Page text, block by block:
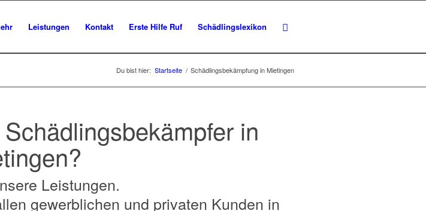
Leistungen Kontakt Erste Hilfe Ruf Schädlingslexikon
Du bist hier: Startseite / Schädlingsbekämpfung in Mietingen
in
Leistungen.
gewerblichen und privaten Kunden in